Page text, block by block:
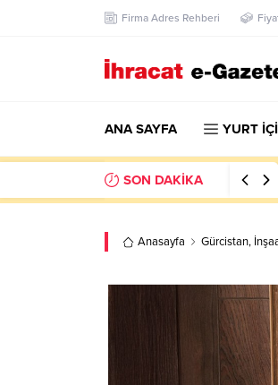
Firma Adres Rehberi
ANA SAYFA YURT
SON DAKİKA
Anasayfa Gürcistan,